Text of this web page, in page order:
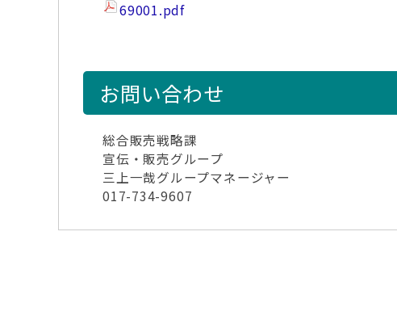
69001.pdf
お問い合わせ
総合販売戦略課
宣伝・販売グループ
三上一哉グループマネージャー
017-734-9607